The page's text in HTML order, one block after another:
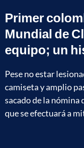
Primer
Mundial de
equipo; un
Pese no estar
camiseta y amplio
sacado de la
que se efectuará a